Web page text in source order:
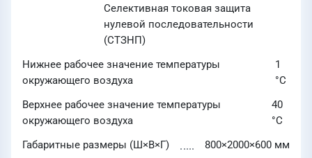
Селективная токовая защита
нулевой последовательности
(СТЗНП)
Нижнее рабочее значение температуры
окружающего воздуха
1
°C
Верхнее рабочее значение температуры
окружающего воздуха
40
°C
Габаритные размеры (Ш×В×Г)
800×2000×600 мм